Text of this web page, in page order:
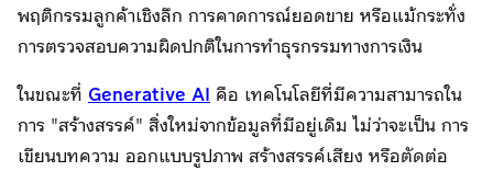
พฤติกรรมลูกค้าเชิงลึก การคาดการณ์ยอดขาย หรือแม้กระทั่ง
การตรวจสอบความผิดปกติในการทำธุรกรรมทางการเงิน
ในขณะที่ Generative AI คือ เทคโนโลยีที่มีความสามารถใน
การ "สร้างสรรค์" สิ่งใหม่จากข้อมูลที่มีอยู่เดิม ไม่ว่าจะเป็น การ
เขียนบทความ ออกแบบรูปภาพ สร้างสรรค์เสียง หรือตัดต่อ